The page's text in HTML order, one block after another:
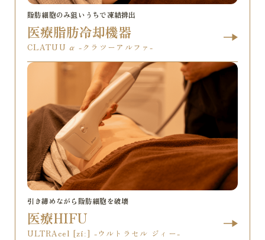
脂肪細胞のみ狙いうちで凍結排出
医療脂肪冷却機器
CLATUU α -クラツーアルファ-
引き締めながら脂肪細胞を破壊
医療HIFU
ULTRAcel [zíː] -ウルトラセル ジィー-